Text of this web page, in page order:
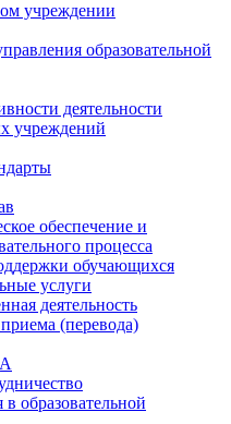
учреждении
образовательной
деятельности
учреждений
обеспечение и
процесса
обучающихся
услуги
деятельность
(перевода)
образовательной